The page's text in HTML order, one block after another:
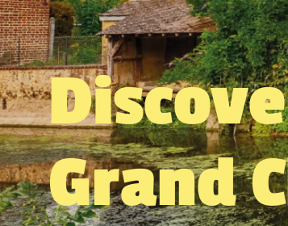
Grand